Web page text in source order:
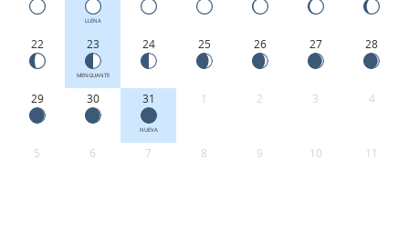
LLENA
22 23
MENGUANTE
24 25 26 27 28
29 30 31
NUEVA
1 2 3 4
5 6 7 8 9 10 11